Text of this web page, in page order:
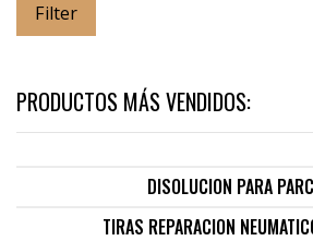
Filter
PRODUCTOS MÁS VENDIDOS:
DISOLUCION PARA
TIRAS REPARACION